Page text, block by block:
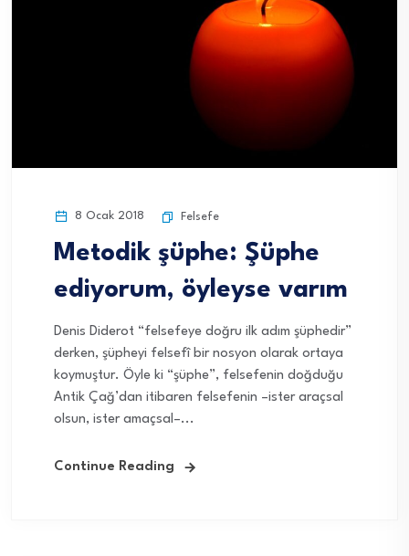
8 Ocak 2018 Felsefe
Metodik şüphe: Şüphe
ediyorum, öyleyse varım
Denis Diderot “felsefeye doğru ilk adım şüphedir”
derken, şüpheyi felsefî bir nosyon olarak ortaya
koymuştur. Öyle ki “şüphe”, felsefenin doğduğu
Antik Çağ’dan itibaren felsefenin –ister araçsal
olsun, ister amaçsal–...
Continue Reading